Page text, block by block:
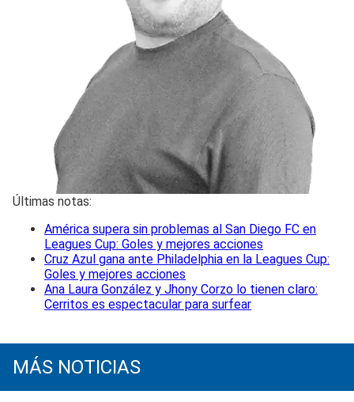
Últimas notas:
América supera sin problemas al San Diego FC en
Leagues Cup: Goles y mejores acciones
Cruz Azul gana ante Philadelphia en la Leagues Cup:
Goles y mejores acciones
Ana Laura González y Jhony Corzo lo tienen claro:
Cerritos es espectacular para surfear
MÁS NOTICIAS